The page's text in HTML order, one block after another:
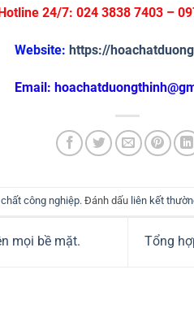
24/7: 024 3838 7403 –
Website: https://
Email:
công nghiệp. Đánh dấu liên kết
mọi bề mặt. Tổng